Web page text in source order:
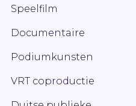
Speelfilm
Documentaire
Podiumkunsten
VRT coproductie